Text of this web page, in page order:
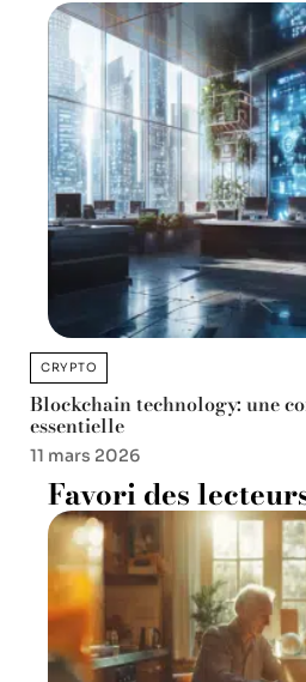
CRYPTO
Blockchain technology: une
essentielle
11 mars 2026
Favori des